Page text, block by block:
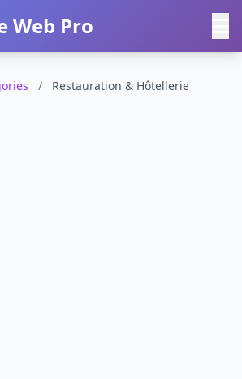
Web Pro
/ Restauration & Hôtellerie